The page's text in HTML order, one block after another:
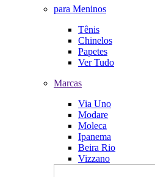
para Meninos
Tênis
Chinelos
Papetes
Ver Tudo
Marcas
Via Uno
Modare
Moleca
Ipanema
Beira Rio
Vizzano